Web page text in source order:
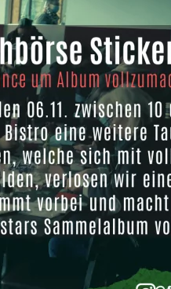
JUGENDARBEIT
MITGLIEDSCHAFT
DOWNLOADS
LINKLISTE
WIR SUCHEN